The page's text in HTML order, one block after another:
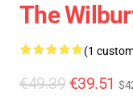
The
(1
€49.39 €39.51